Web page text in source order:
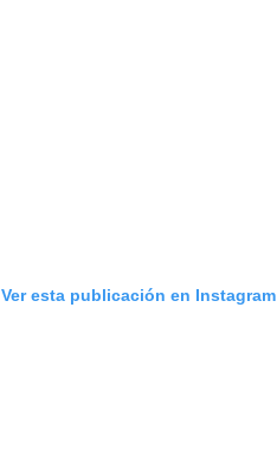
Ver esta publicación en Instagram